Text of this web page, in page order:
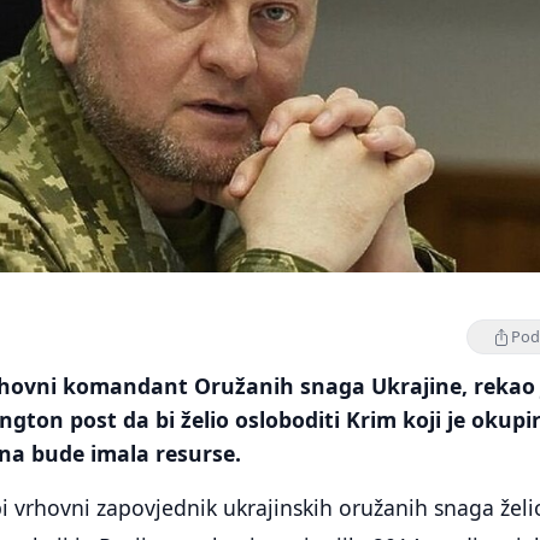
komandant Oružanih snaga Ukrajine, rekao
post da bi želio osloboditi Krim koji je
bude imala resurse.
vrhovni zapovjednik ukrajinskih oružanih snaga